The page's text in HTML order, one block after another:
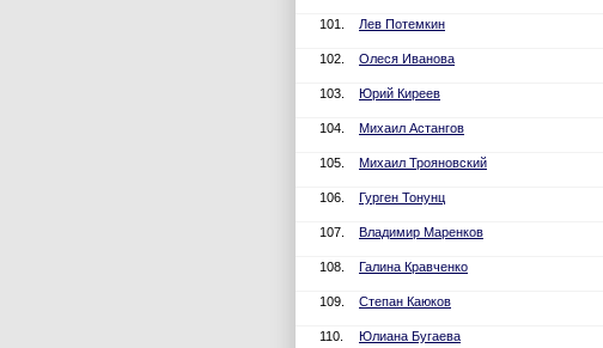
101. Лев Потемкин
102. Олеся Иванова
103. Юрий Киреев
104. Михаил Астангов
105. Михаил Трояновский
106. Гурген Тонунц
107. Владимир Маренков
108. Галина Кравченко
109. Степан Каюков
110. Юлиана Бугаева